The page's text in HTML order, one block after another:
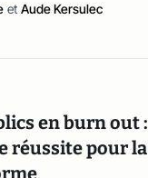
et Aude Kersulec
en burn out :
réussite pour la